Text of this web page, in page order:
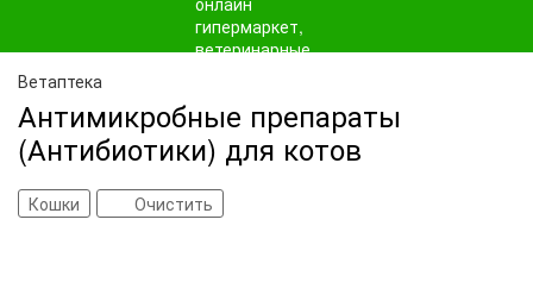
Ветаптека
Антимикробные препараты
(Антибиотики) для котов
Кошки Очистить